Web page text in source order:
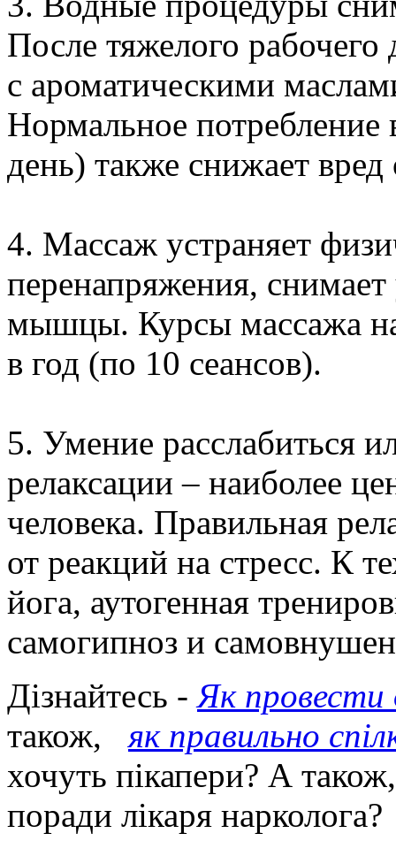
После тяжелого
с ароматическими
Нормальное
день) также снижает вред
4. Массаж устраняет
перенапряжения, снимает
мышцы. Курсы массажа
в год (по 10 сеансов).
5. Умение расслабиться
релаксации – наиболее
человека. Правильная
от реакций на стресс. К
йога, аутогенная
самогипноз и
Дізнайтесь -Як провести
також, як правильно
хочуть пікапери? А
поради лікаря нарколога?